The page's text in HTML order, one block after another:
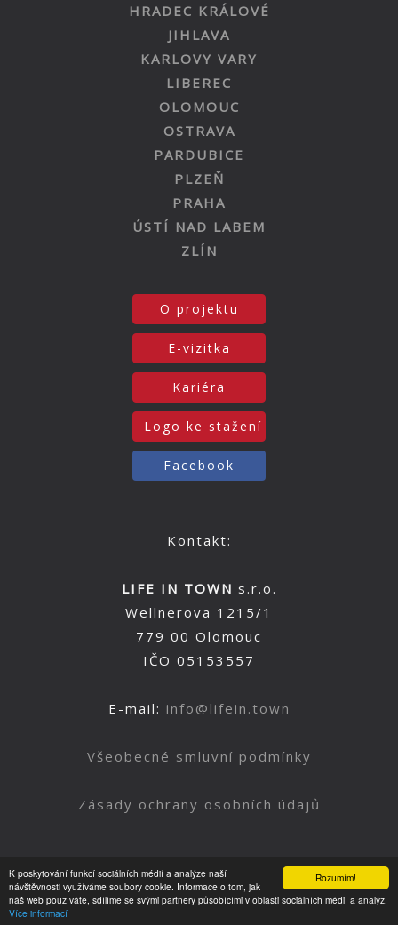
Rozumím!
K poskytování funkcí sociálních médií a analýze naší
návštěvnosti využíváme soubory cookie. Informace o tom, jak
náš web používáte, sdílíme se svými partnery působícími v oblasti sociálních médií a analýz.
Více informací
HRADEC KRÁLOVÉ
JIHLAVA
KARLOVY VARY
LIBEREC
OLOMOUC
OSTRAVA
PARDUBICE
PLZEŇ
PRAHA
ÚSTÍ NAD LABEM
ZLÍN
O projektu
E-vizitka
Kariéra
Logo ke stažení
Facebook
Kontakt:
LIFE IN TOWN s.r.o.
Wellnerova 1215/1
779 00 Olomouc
IČO 05153557
E-mail: info@lifein.town
Všeobecné smluvní podmínky
Zásady ochrany osobních údajů
Nahoru